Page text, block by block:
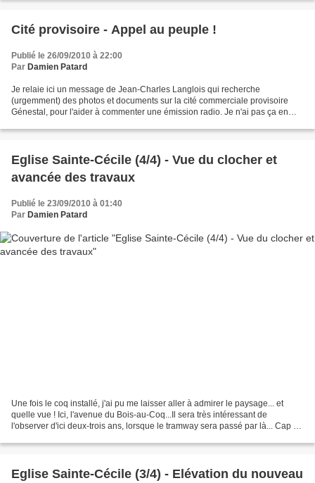
Cité provisoire - Appel au peuple !
Publié le 26/09/2010 à 22:00
Par Damien Patard
Je relaie ici un message de Jean-Charles Langlois qui recherche
(urgemment) des photos et documents sur la cité commerciale provisoire
Génestal, pour l'aider à commenter une émission radio. Je n'ai pas ça en
Eglise Sainte-Cécile (4/4) - Vue du clocher et
avancée des travaux
Publié le 23/09/2010 à 01:40
Par Damien Patard
Une fois le coq installé, j'ai pu me laisser aller à admirer le paysage... et
quelle vue ! Ici, l'avenue du Bois-au-Coq...Il sera très intéressant de
l'observer d'ici deux-trois ans, lorsque le tramway sera passé par là... Cap à
Eglise Sainte-Cécile (3/4) - Elévation du nouveau